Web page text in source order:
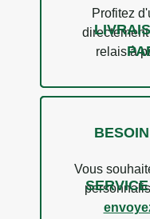
Profitez
relais à
Vous